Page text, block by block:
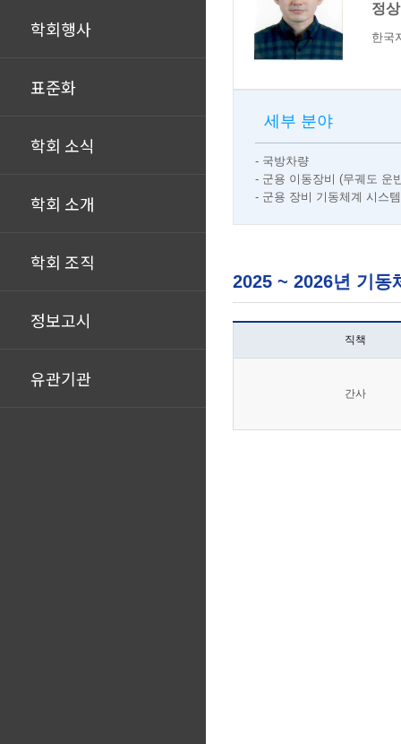
학회행사
표준화
학회 소식
학회 소개
학회 조직
정보고시
유관기관
세부 분야
- 국방차량
- 군용 이동장비 (무궤도 운
- 군용 장비 기동체계 시스템
정
한국
2025 ~ 2026년 기동
직책
간사